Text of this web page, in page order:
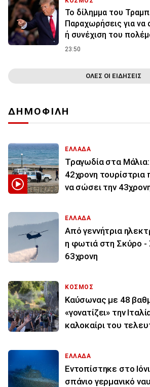
Το δίλημμα του Τραμπ
Παραχωρήσεις για να
ή συνέχιση του
23:50
ΟΛΕΣ ΟΙ ΕΙΔΗΣΕΙΣ
ΔΗΜΟΦΙΛΗ
ΕΛΛΑΔΑ
Τραγωδία στα
42χρονη τουρίστρια
να σώσει την
ΕΛΛΑΔΑ
Από γεννήτρια
η φωτιά στη Σκύρο -
63χρονη
ΚΟΣΜΟΣ
Καύσωνας με 48
«γονατίζει» την
καλοκαίρι του
ΕΛΛΑΔΑ
Εντοπίστηκε στο
σπάνιο γερμανικό